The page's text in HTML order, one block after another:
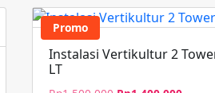
Promo
Instalasi Vertikultur 2
LT